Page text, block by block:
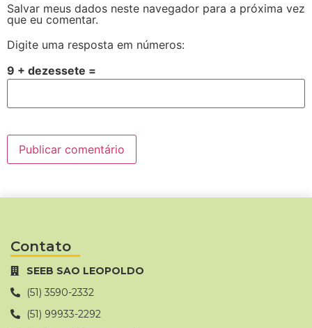
Salvar meus dados neste navegador para a próxima vez
que eu comentar.
Digite uma resposta em números:
9 + dezessete =
Contato
SEEB SAO LEOPOLDO
(51) 3590-2332
(51) 99933-2292